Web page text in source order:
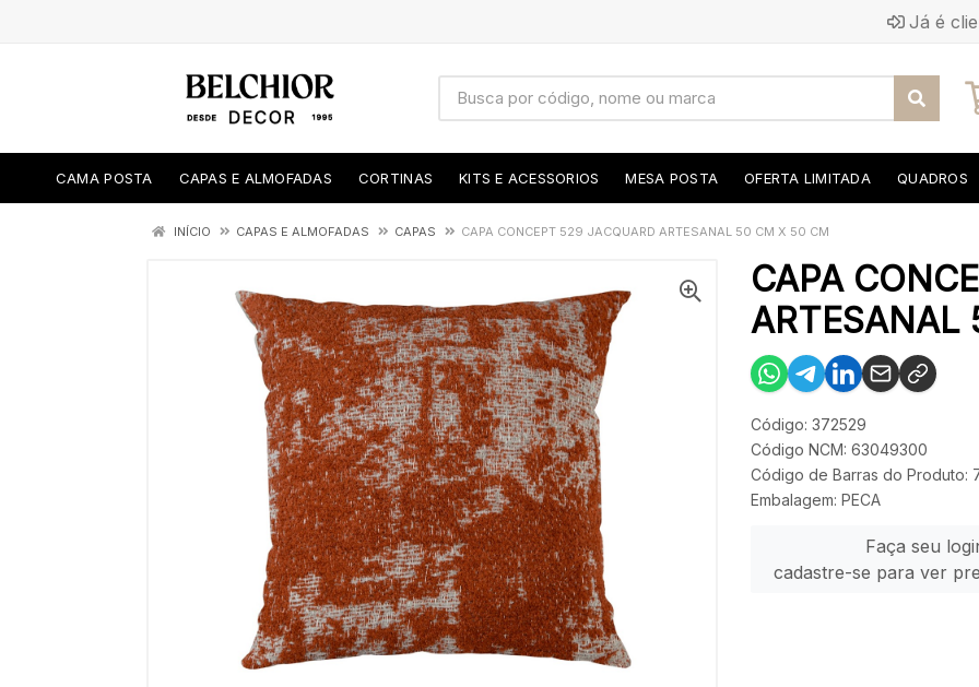
Já é
CAMA POSTA CAPAS E ALMOFADAS CORTINAS KITS E ACESSORIOS MESA POSTA OFERTA LIMITADA QUADROS
INÍCIO CAPAS E ALMOFADAS CAPAS CAPA CONCEPT 529 JACQUARD ARTESANAL 50 CM X 50 CM
CAPA
Código: 372529
Código NCM: 63049300
Código de Barras do Produto:
Embalagem: PECA
Faça seu
cadastre-se para ver